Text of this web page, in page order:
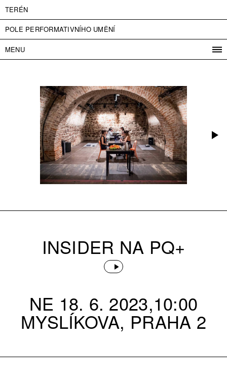
TERÉN
POLE PERFORMATIVNÍHO UMĚNÍ
MENU
VSTUPNÉ
PARTNEŘI
ENGLISH
INSIDER NA PQ+
NE 18. 6. 2023,10:00
MYSLÍKOVA, PRAHA 2